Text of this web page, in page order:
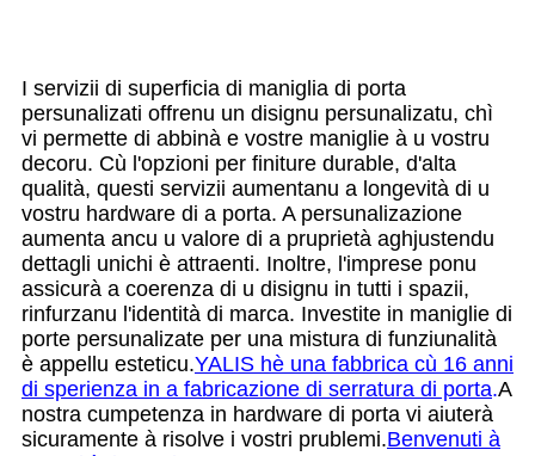
I servizii di superficia di maniglia di porta
persunalizati offrenu un disignu persunalizatu, chì
vi permette di abbinà e vostre maniglie à u vostru
decoru. Cù l'opzioni per finiture durable, d'alta
qualità, questi servizii aumentanu a longevità di u
vostru hardware di a porta. A persunalizazione
aumenta ancu u valore di a pruprietà aghjustendu
dettagli unichi è attraenti. Inoltre, l'imprese ponu
assicurà a coerenza di u disignu in tutti i spazii,
rinfurzanu l'identità di marca. Investite in maniglie di
porte persunalizate per una mistura di funziunalità
è appellu esteticu.YALIS hè una fabbrica cù 16 anni
di sperienza in a fabricazione di serratura di porta.A
nostra cumpetenza in hardware di porta vi aiuterà
sicuramente à risolve i vostri prublemi.Benvenuti à